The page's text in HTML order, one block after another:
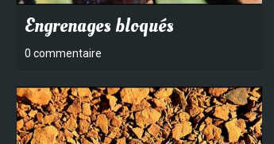
Engrenages bloqués
0 commentaire